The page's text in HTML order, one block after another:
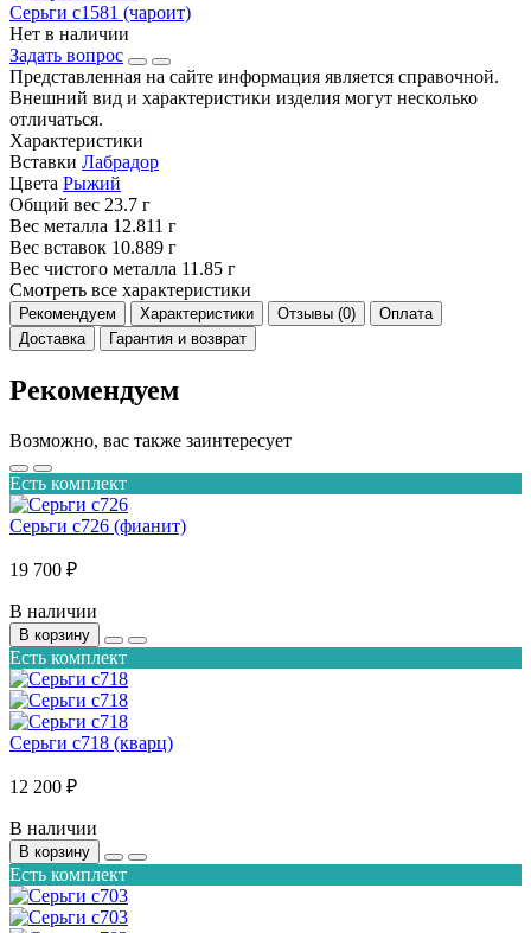
Серьги с1581 (чароит)
Нет в наличии
Задать вопрос
Представленная на сайте информация является справочной.
Внешний вид и характеристики изделия могут несколько
отличаться.
Характеристики
Вставки Лабрадор
Цвета Рыжий
Общий вес 23.7 г
Вес металла 12.811 г
Вес вставок 10.889 г
Вес чистого металла 11.85 г
Смотреть все характеристики
Рекомендуем Характеристики Отзывы (0)
Оплата
Доставка
Гарантия и возврат
Рекомендуем
Возможно, вас также заинтересует
Есть комплект
Серьги с726 (фианит)
19 700 ₽
В наличии
В корзину
Есть комплект
Серьги с718 (кварц)
12 200 ₽
В наличии
В корзину
Есть комплект